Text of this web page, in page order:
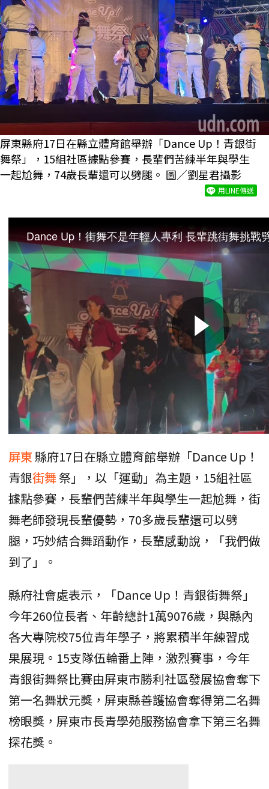
屏東縣府17日在縣立體育館舉辦「Dance Up！青銀街
舞祭」，15組社區據點參賽，長輩們苦練半年與學生
一起尬舞，74歲長輩還可以劈腿。 圖／劉星君攝影
用LINE傳送
屏東縣府17日在縣立體育館舉辦「Dance Up！
青銀街舞祭」，以「運動」為主題，15組社區
據點參賽，長輩們苦練半年與學生一起尬舞，街
舞老師發現長輩優勢，70多歲長輩還可以劈
腿，巧妙結合舞蹈動作，長輩感動說，「我們做
到了」。
縣府社會處表示，「Dance Up！青銀街舞祭」
今年260位長者、年齡總計1萬9076歲，與縣內
各大專院校75位青年學子，將累積半年練習成
果展現。15支隊伍輪番上陣，激烈賽事，今年
青銀街舞祭比賽由屏東市勝利社區發展協會奪下
第一名舞狀元獎，屏東縣善護協會奪得第二名舞
榜眼獎，屏東市長青學苑服務協會拿下第三名舞
探花獎。